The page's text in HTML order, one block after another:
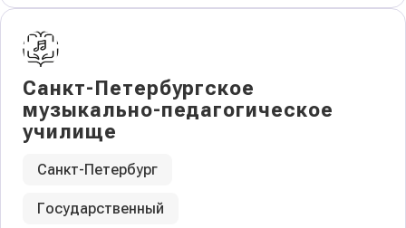
Санкт-Петербургское
музыкально-педагогическое
училище
Санкт-Петербург
Государственный